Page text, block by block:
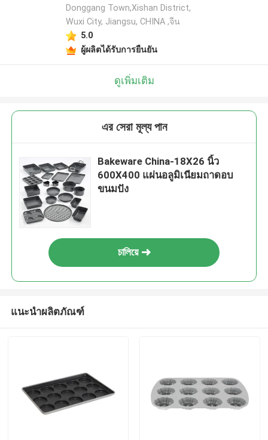
Donggang Town,Xishan District,
Wuxi City, Jiangsu, CHINA ,จีน
5.0
ผู้ผลิตได้รับการยืนยัน
ดูเพิ่มเติม
এর সেরা মূল্য পান
Bakeware China-18X26 นิ้ว
600X400 แผ่นอลูมิเนียมถาดอบ
ขนมปัง
চালিয়ে
แนะนำผลิตภัณฑ์